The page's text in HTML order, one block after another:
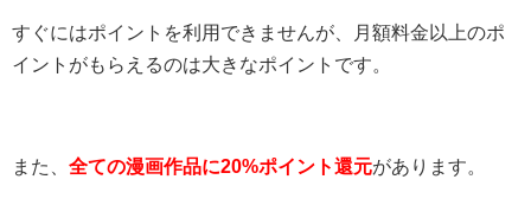
すぐにはポイントを利用できませんが、月額料金以上のポ
イントがもらえるのは大きなポイントです。
また、 全ての漫画作品に20%ポイント還元があります。